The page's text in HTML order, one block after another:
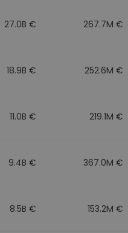
27.0B € 267.7M €
18.9B € 252.6M €
11.0B € 219.1M €
9.4B € 367.0M €
8.5B € 153.2M €